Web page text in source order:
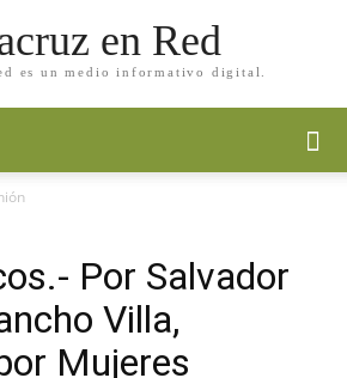
en Red
es un medio informativo digital.
Por Salvador
Villa,
Mujeres